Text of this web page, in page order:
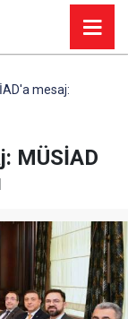
mesaj:
MÜSİAD